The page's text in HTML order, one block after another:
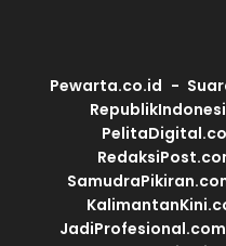
Pewarta.co.id
JadiProfesional.com